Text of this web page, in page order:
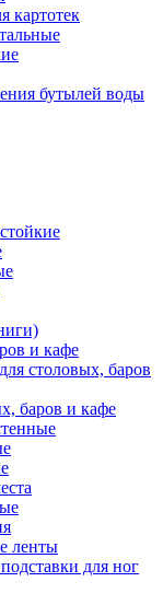
картотек
бутылей воды
и кафе
столовых, баров
баров и кафе
ленты
для ног